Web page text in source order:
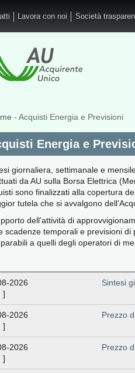
Lavora con noi Società
- Acquisti Energia e Previsioni
Energia e
giornaliera, settimanale e
da AU sulla Borsa Elettrica
sono finalizzati alla copertura
tutela che si avvalgono
dell’attività di
scadenze temporali e previsioni
a quelli degli operatori di
2026
]
Sintesi
2026
]
Prezzo
2026
]
Prezzo